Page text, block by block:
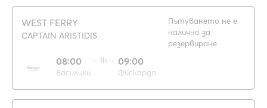
WEST FERRY
CAPTAIN ARISTIDIS
08:00
Василики
·· 1h ·· 09:00
Фискардо
Пътуването не е
налично за
резервиране